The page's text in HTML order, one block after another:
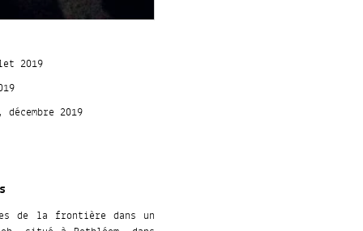
2019
décembre 2019
de la frontière dans un